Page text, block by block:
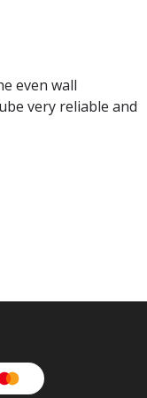
even wall
very reliable and